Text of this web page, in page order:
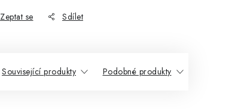
Zeptat se Sdílet
Související produkty Podobné produkty